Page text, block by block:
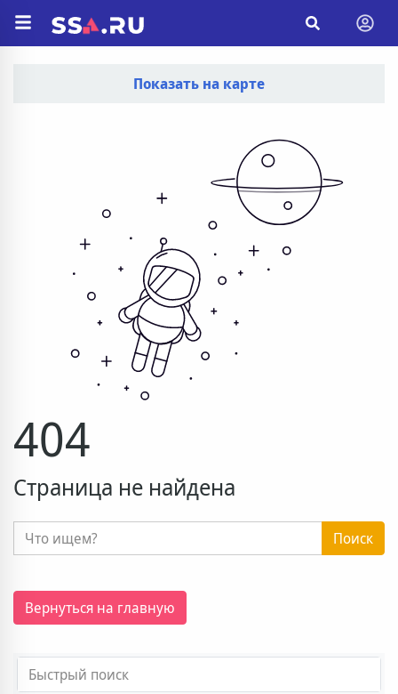
Показать на карте
404
Страница не найдена
Поиск
Вернуться на главную